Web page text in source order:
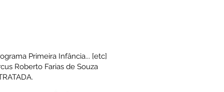
Primeira Infância... [etc]
Roberto Farias de Souza